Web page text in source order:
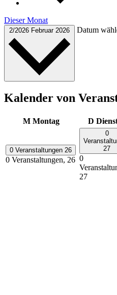
Dieser Monat
2/2026 Februar 2026 Datum
Kalender von
MMontag D
0 Veranstaltungen 26
0 Veranstaltungen, 26
0
27
0
27